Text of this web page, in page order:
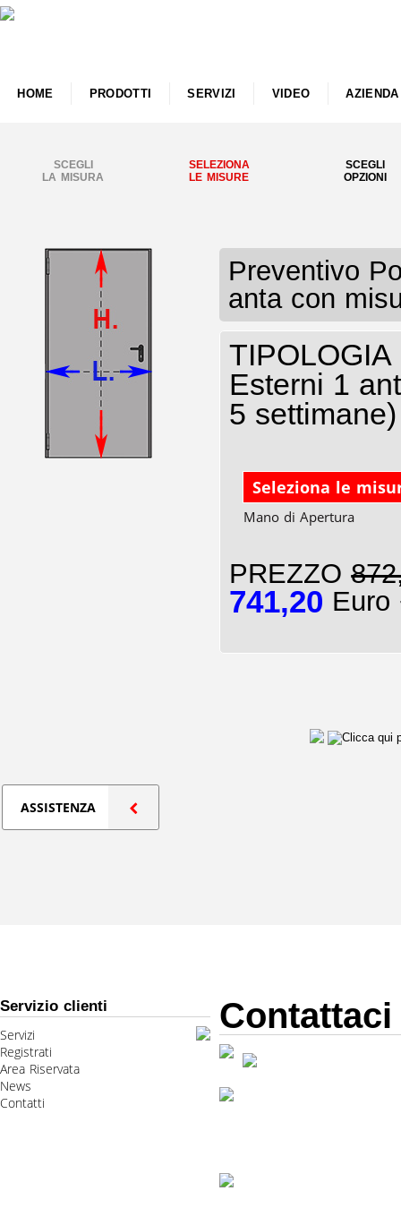
HOME PRODOTTI SERVIZI VIDEO AZIENDA
SCEGLI
LA MISURA
SELEZIONA
LE MISURE
SCEGLI
OPZIONI
Preventivo
anta con
Esterni 1
5 settimane)
Seleziona le
Mano di Apertura
PREZZO
741,20 Euro
ASSISTENZA
Servizio clienti
Servizi
Registrati
Area Riservata
News
Contatti
Contattaci